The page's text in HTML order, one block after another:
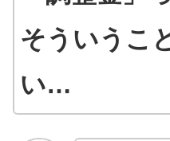
そういうこ
い…